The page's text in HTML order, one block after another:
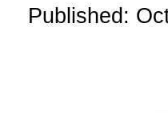
Published: